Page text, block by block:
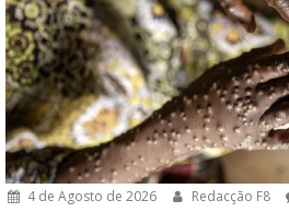
4 de Agosto de 2026 Redacção F8